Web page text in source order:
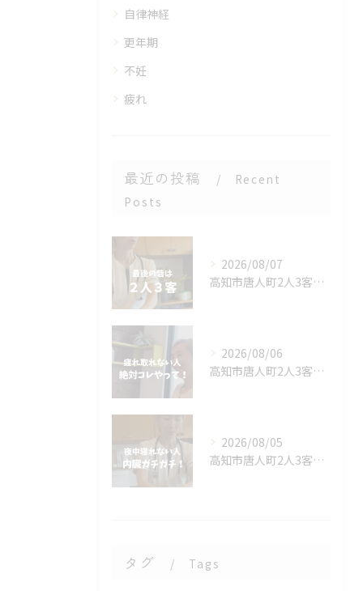
自律神経
更年期
不妊
疲れ
最近の投稿
Recent
Posts
2026/08/07
高知市唐人町2人3客です🌿
2026/08/06
高知市唐人町2人3客です🥰
2026/08/05
高知市唐人町2人3客です🌿
タグ Tags